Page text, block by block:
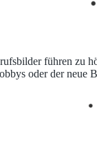
führen zu
oder der neue